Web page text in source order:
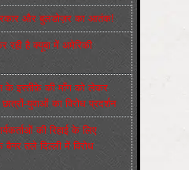
और बुलडोज़र का आतंक!
रही है क्यूबा में अमेरिकी
के इस्तीफ़े की माँग को लेकर
युवाओं का विरोध प्रदर्शन
की रिहाई के लिए
तले दिल्ली में विरोध